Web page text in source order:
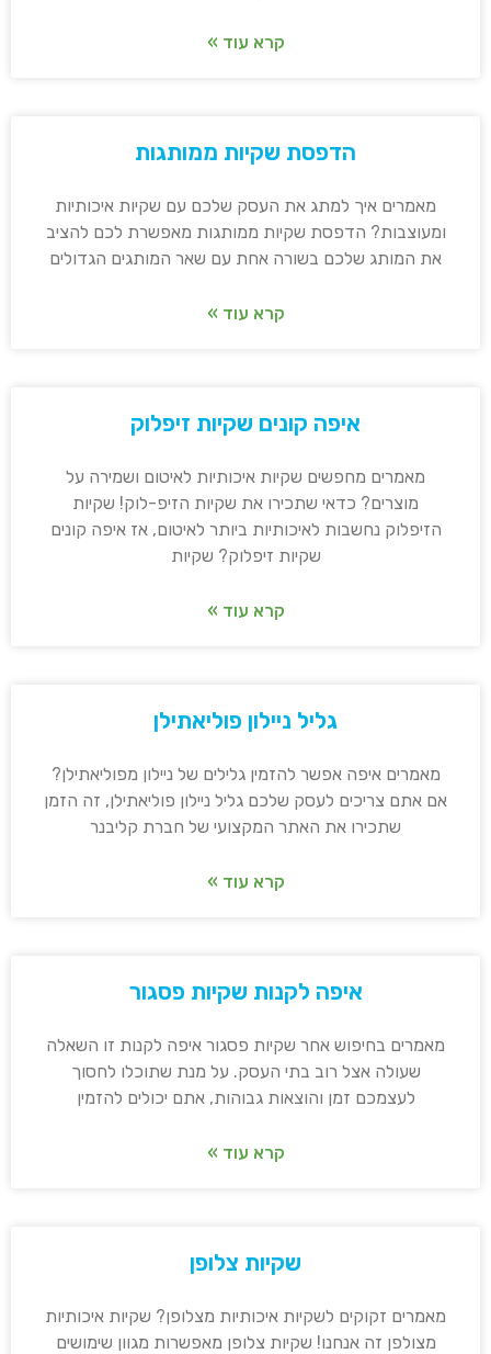
קרא עוד »
הדפסת שקיות ממותגות
מאמרים איך למתג את העסק שלכם עם שקיות איכותיות
ומעוצבות? הדפסת שקיות ממותגות מאפשרת לכם להציב
את המותג שלכם בשורה אחת עם שאר המותגים הגדולים
קרא עוד »
איפה קונים שקיות זיפלוק
מאמרים מחפשים שקיות איכותיות לאיטום ושמירה על
מוצרים? כדאי שתכירו את שקיות הזיפ-לוק! שקיות
הזיפלוק נחשבות לאיכותיות ביותר לאיטום, אז איפה קונים
שקיות זיפלוק? שקיות
קרא עוד »
גליל ניילון פוליאתילן
מאמרים איפה אפשר להזמין גלילים של ניילון מפוליאתילן?
אם אתם צריכים לעסק שלכם גליל ניילון פוליאתילן, זה הזמן
שתכירו את האתר המקצועי של חברת קליבנר
קרא עוד »
איפה לקנות שקיות פסגור
מאמרים בחיפוש אחר שקיות פסגור איפה לקנות זו השאלה
שעולה אצל רוב בתי העסק. על מנת שתוכלו לחסוך
לעצמכם זמן והוצאות גבוהות, אתם יכולים להזמין
קרא עוד »
שקיות צלופן
מאמרים זקוקים לשקיות איכותיות מצלופן? שקיות איכותיות
מצולפן זה אנחנו! שקיות צלופן מאפשרות מגוון שימושים